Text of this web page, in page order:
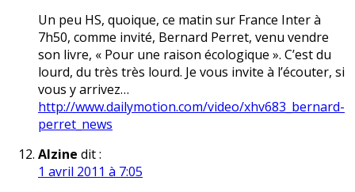
Un peu HS, quoique, ce matin sur France Inter à
7h50, comme invité, Bernard Perret, venu vendre
son livre, « Pour une raison écologique ». C’est du
lourd, du très très lourd. Je vous invite à l’écouter, si
vous y arrivez…
http://www.dailymotion.com/video/xhv683_bernard-
perret_news
Alzine dit :
1 avril 2011 à 7:05